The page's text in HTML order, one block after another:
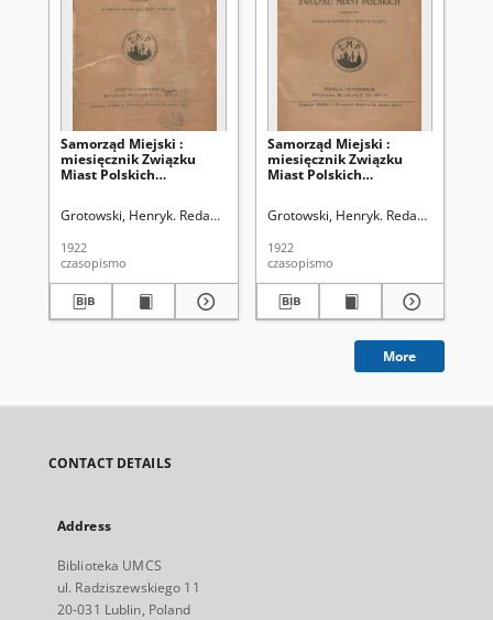
Samorząd Miejski :
miesięcznik Związku
Miast Polskich
Polsce. T. 2, z. 1 (styczeń
Grotowski, Henryk. Redakcja
1922
czasopismo
Samorząd Miejski :
miesięcznik Związku
Miast Polskich
Polsce. T. 2, z. 2 (1922)
Grotowski, Henryk. Redakcja
1922
czasopismo
More
CONTACT DETAILS
Address
Biblioteka UMCS
ul. Radziszewskiego 11
20-031 Lublin, Poland